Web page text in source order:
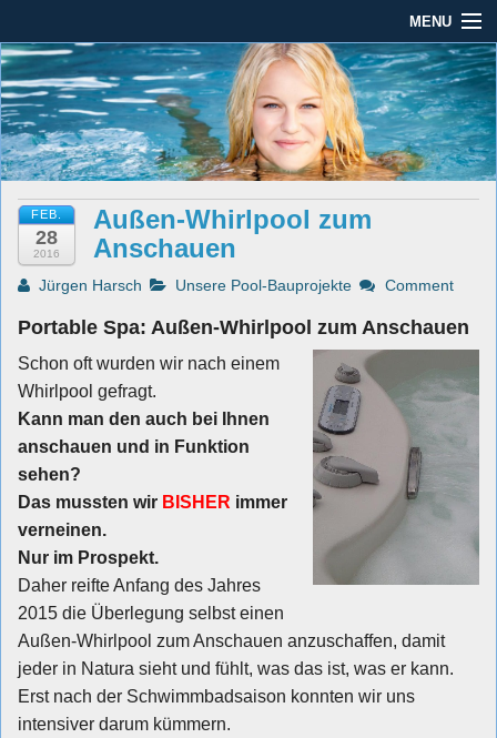
MENU
Dauber Schwimmanlagen GmbH
Leistungen
Service
Produkte
Öffnungszeiten
AGBs
Kontakt
Impressum / Datenschutz
Dauber Schwimmanlagen
GmbH
Seit mehr als 45 Jahren im Rhein-Main-Gebiet
FEB.
28
2016
Außen-Whirlpool zum
Anschauen
Jürgen Harsch Unsere Pool-Bauprojekte Comment
Portable Spa: Außen-Whirlpool zum Anschauen
Schon oft wurden wir nach einem
Whirlpool gefragt.
Kann man den auch bei Ihnen
anschauen und in Funktion
sehen?
Das mussten wir BISHER immer
verneinen.
Nur im Prospekt.
Daher reifte Anfang des Jahres
2015 die Überlegung selbst einen
Außen-Whirlpool zum Anschauen anzuschaffen, damit
jeder in Natura sieht und fühlt, was das ist, was er kann.
Erst nach der Schwimmbadsaison konnten wir uns
intensiver darum kümmern.